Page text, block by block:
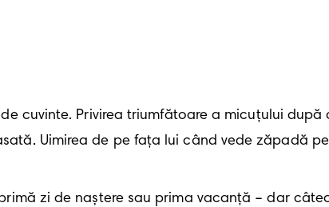
cuvinte. Privirea triumfătoare a micuțului
Uimirea de pe fața lui când vede zăpadă
zi de naștere sau prima vacanță – dar